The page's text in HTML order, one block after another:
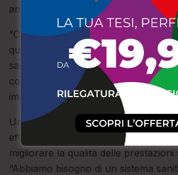
anche a valorizzare il merito tra i
“Chi lavora di più e meglio, chi
qualità, deve essere premiato –
sanità pubblica ha bisogno di stimoli
concreti, soprattutto per chi ogni
impegno ai pazienti.”
Una strategia, dunque, che punta a
efficacia: ridurre drasticamente le liste
migliorare la qualità delle prestazioni
“Abbiamo bisogno di un sistema